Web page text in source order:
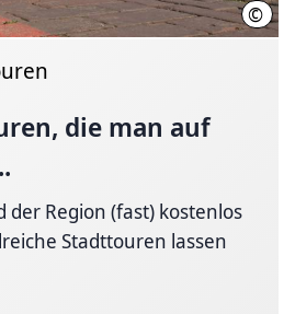
©
die man auf
der Region (fast) kostenlos
Stadttouren lassen